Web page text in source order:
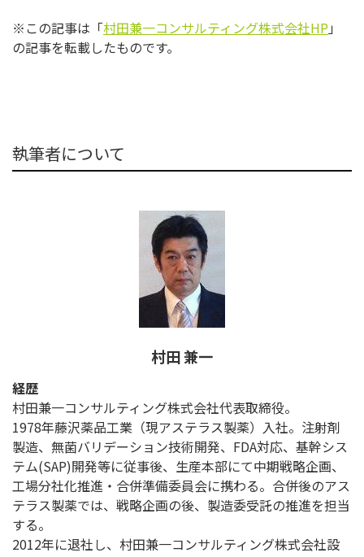
※この記事は「村田兼一コンサルティング株式会社HP」
の記事を転載したものです。
執筆者について
村田 兼一
経歴
村田兼一コンサルティング株式会社代表取締役。
1978年藤沢薬品工業（現アステラス製薬）入社。注射剤
製造、無菌バリデーション技術開発、FDA対応、基幹シス
テム(SAP)開発等に従事後、生産本部にて中期戦略企画、
工場分社化推進・合併準備委員会に携わる。合併後のアス
テラス製薬では、戦略企画の後、製造委受託の推進を担当
する。
2012年に退社し、村田兼一コンサルティング株式会社設